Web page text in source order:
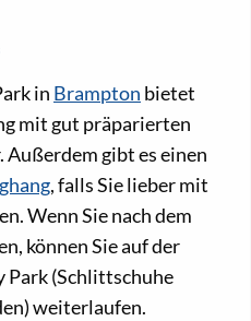
in Brampton bietet
mit gut präparierten
gibt es einen
, falls Sie lieber mit
Wenn Sie nach dem
können Sie auf der
Park (Schlittschuhe
weiterlaufen.